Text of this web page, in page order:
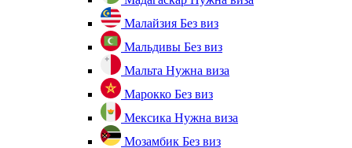
Малайзия Без виз
Мальдивы Без виз
Мальта Нужна виза
Марокко Без виз
Мексика Нужна виза
Мозамбик Без виз